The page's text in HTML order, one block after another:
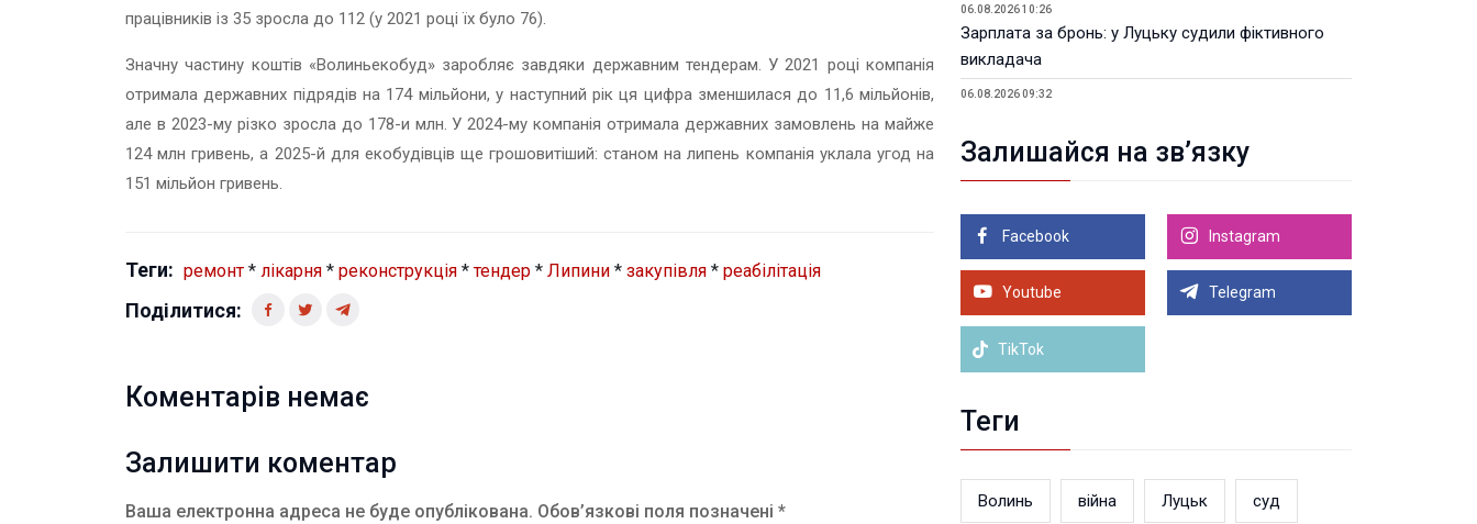
працівників із 35 зросла до 112 (у 2021 році їх було 76).
Значну частину коштів «Волиньекобуд» заробляє завдяки державним тендерам. У 2021 році компанія
отримала державних підрядів на 174 мільйони, у наступний рік ця цифра зменшилася до 11,6 мільйонів,
але в 2023-му різко зросла до 178-и млн. У 2024-му компанія отримала державних замовлень на майже
124 млн гривень, а 2025-й для екобудівців ще грошовитіший: станом на липень компанія уклала угод на
151 мільйон гривень.
Теги: ремонт * лікарня * реконструкція *тендер * Липини * закупівля * реабілітація
Поділитися:
Коментарів немає
Залишити коментар
Ваша електронна адреса не буде опублікована. Обов’язкові поля позначені *
06.08.2026 10:26
Зарплата за бронь: у Луцьку судили фіктивного
викладача
06.08.2026 09:32
05.08.2026 21:18
Порівняння телеоб'єктивів Sigma Sports та Sony G-
05.08.2026 21:00
У Луцьку на 99,9% готовий новий Державний
ветеранський простір. ВІДЕО
Більше новин
Залишайся на зв’язку
Facebook Instagram
Youtube Telegram
TikTok
Теги
Волинь війна Луцьк суд